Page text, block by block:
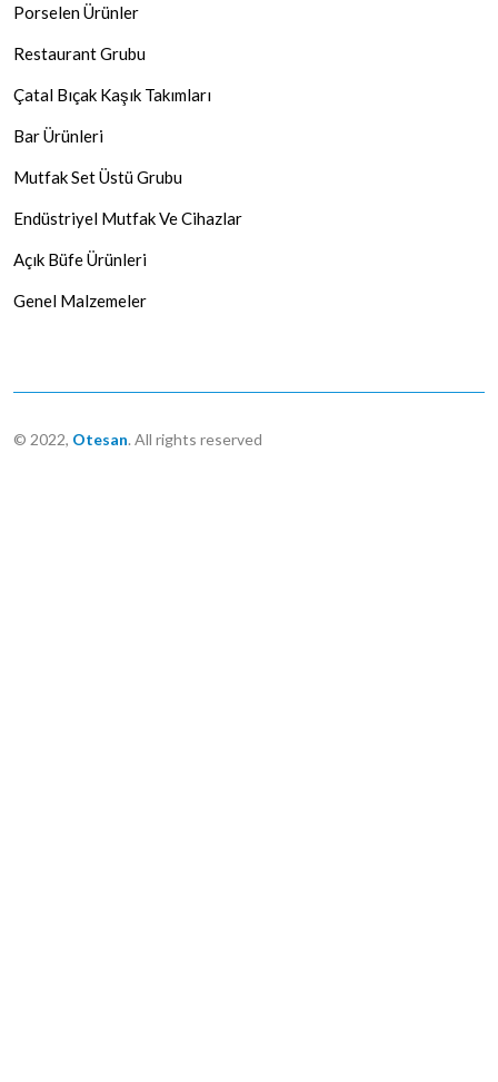
Porselen Ürünler
Restaurant Grubu
Çatal Bıçak Kaşık Takımları
Bar Ürünleri
Mutfak Set Üstü Grubu
Endüstriyel Mutfak Ve Cihazlar
Açık Büfe Ürünleri
Genel Malzemeler
© 2022, Otesan. All rights reserved